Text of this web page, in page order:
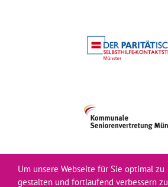
Um unsere Webseite für Sie optimal zu
gestalten und fortlaufend verbessern zu